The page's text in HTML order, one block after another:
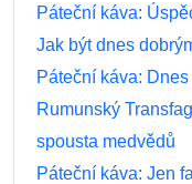
Páteční káva:
Jak být dnes
Páteční káva: Dnes
Rumunský
spousta medvědů
Páteční káva: Jen